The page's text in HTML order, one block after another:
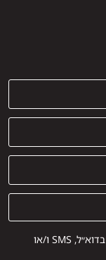
אני מאשר/ת קבלת הודעות שיווקיות מהחברה בדוא״ל, SMS ו/או